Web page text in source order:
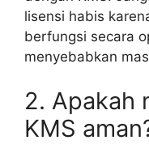
lisensi habis
berfungsi secara
menyebabkan
2. Apakah
KMS